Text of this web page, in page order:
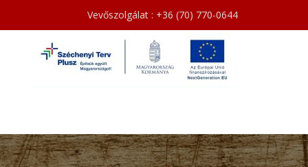
Vevőszolgálat : +36 (70) 770-0644